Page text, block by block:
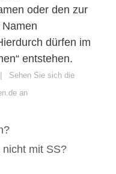
oder den zur
dürfen im
entstehen.
Sehen Sie sich die
an
mit SS?